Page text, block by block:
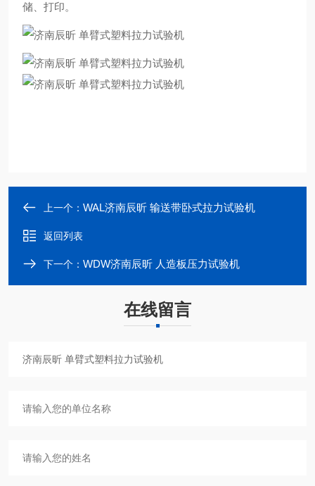
储、打印。
上一个： WAL济南辰昕 输送带卧式拉力试验机
返回列表
下一个： WDW济南辰昕 人造板压力试验机
在线留言